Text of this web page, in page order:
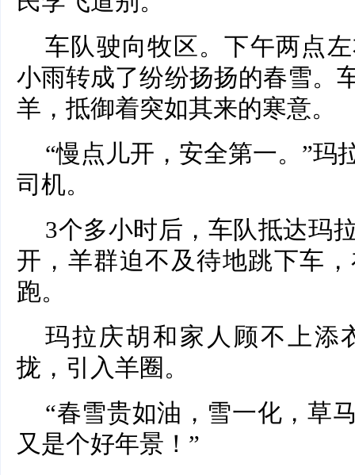
车队驶向牧区。下午两点
小雨转成了纷纷扬扬的春雪。
羊，抵御着突如其来的寒意。
“慢点儿开，安全第一。”玛
司机。
3个多小时后，车队抵达玛
开，羊群迫不及待地跳下车
跑。
玛拉庆胡和家人顾不上添
拢，引入羊圈。
“春雪贵如油，雪一化，草
又是个好年景！”